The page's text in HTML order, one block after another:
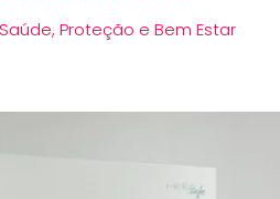
Proteção e Bem Estar